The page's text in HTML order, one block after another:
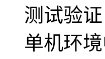
测试验
单机环